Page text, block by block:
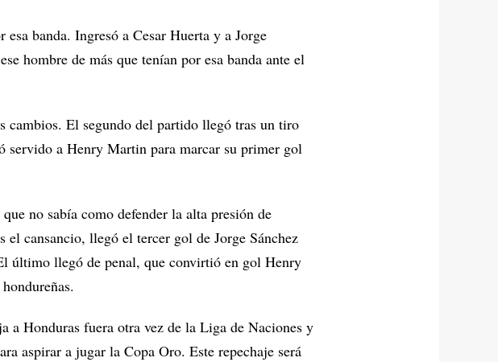
banda. Ingresó a Cesar Huerta y a Jorge
hombre de más que tenían por esa banda ante el
cambios. El segundo del partido llegó tras un tiro
servido a Henry Martin para marcar su primer gol
no sabía como defender la alta presión de
cansancio, llegó el tercer gol de Jorge Sánchez
último llegó de penal, que convirtió en gol Henry
Honduras fuera otra vez de la Liga de Naciones y
aspirar a jugar la Copa Oro. Este repechaje será